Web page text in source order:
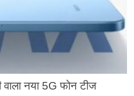
नया 5G फोन टीज